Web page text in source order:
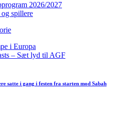
2026/2027
spillere
i Europa
– Sæt lyd til AGF
satte i gang i festen fra starten mod Sabah